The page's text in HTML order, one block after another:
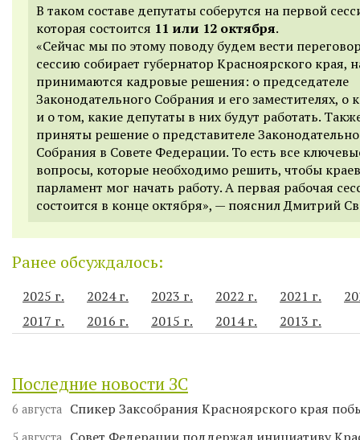
В таком составе депутаты соберутся на первой
которая состоится 11 или 12 октября.
«Сейчас мы по этому поводу будем вести
сессию собирает губернатор Красноярского края,
принимаются кадровые решения: о председателе
Законодательного Собрания и его заместителях, о
и о том, какие депутаты в них будут работать.
приняты решение о представителе
Собрания в Совете Федерации. То есть все
вопросы, которые необходимо решить, чтобы
парламент мог начать работу. А первая рабочая
состоится в конце октября», — пояснил Дмитрий
Ранее обсуждалось:
2025 г. 2024 г. 2023 г. 2022 г. 2021 г.
2017 г.
2016 г. 2015 г. 2014 г. 2013 г.
Последние новости ЗС
6 августа Спикер Заксобрания Красноярского края
5 августа